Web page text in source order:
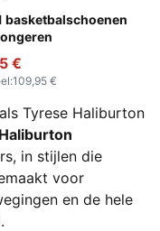
basketbalschoenen
Blue-Royal Sapphire
€
:109,95 €
Tyrese Haliburton
in stijlen die
voor
en de hele